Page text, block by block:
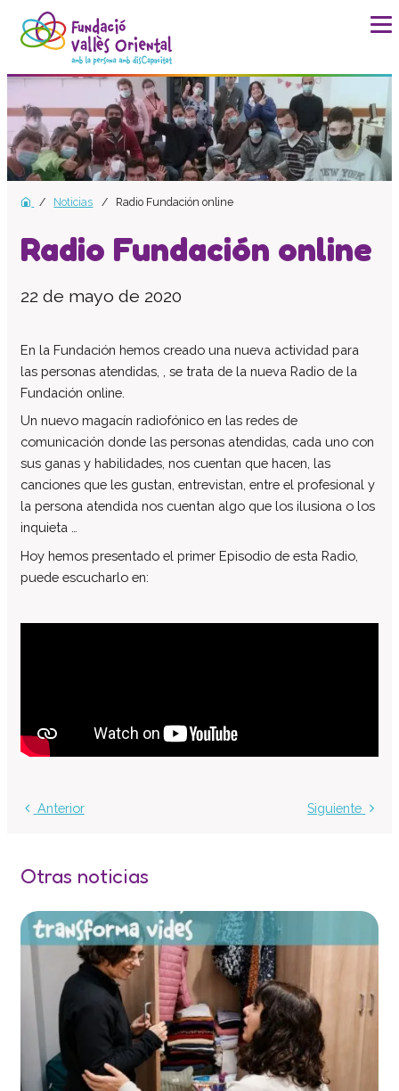
La fundación
Historia
Misión, visión y valores
Distinciones y entidades
Modelo de calidad
Revista Batec
Memorias
Carta de servicios
Plan estratégico
El patronato
Organigrama de la entidad
Informe auditoría cuentas anuales
Contratos establecidos con la
administración pública
Formación
Centro Ocupacional
Centro de atención especializada
Edificio de Rehabilitación Funcional
Servicios a empresas
Centro Especial de Trabajo
Manipulados Industriales
Jardinería
Limpieza
Lavandería
Noticias Radio Fundación online
Radio Fundación online
22 de mayo de 2020
En la Fundación hemos creado una nueva actividad para
las personas atendidas, , se trata de la nueva Radio de la
Fundación online.
Un nuevo magacín radiofónico en las redes de
comunicación donde las personas atendidas, cada uno con
sus ganas y habilidades, nos cuentan que hacen, las
canciones que les gustan, entrevistan, entre el profesional y
la persona atendida nos cuentan algo que los ilusiona o los
inquieta …
Hoy hemos presentado el primer Episodio de esta Radio,
puede escucharlo en:
Anterior Siguiente
Otras noticias